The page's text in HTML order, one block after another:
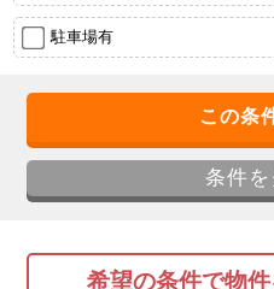
駐車場有
希望の条件で物